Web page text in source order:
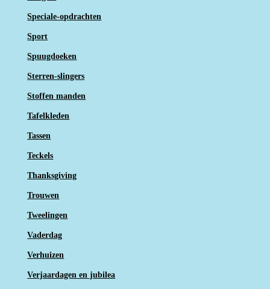
Speciale-opdrachten
Sport
Spuugdoeken
Sterren-slingers
Stoffen manden
Tafelkleden
Tassen
Teckels
Thanksgiving
Trouwen
Tweelingen
Vaderdag
Verhuizen
Verjaardagen en jubilea